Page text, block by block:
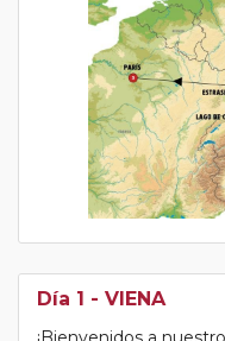
Día 1 - VIENA